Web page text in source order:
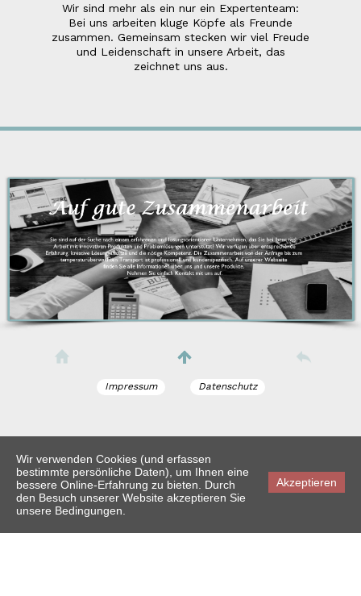
Wir sind mehr als ein nur ein Expertenteam:
Bei uns arbeiten kluge Köpfe als Freunde
zusammen. Gemeinsam stecken wir viel Freude
und Leidenschaft in unsere Arbeit, das
zeichnet uns aus.
Impressum Datenschutz
Wir verwenden Cookies (und erfassen
bestimmte persönliche Daten), um Ihnen eine
bessere Online-Erfahrung zu bieten. Durch
den Besuch unserer Website akzeptieren Sie
unsere Bedingungen.
Akzeptieren